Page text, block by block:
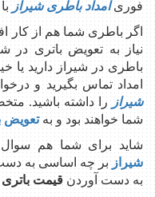
فوری امداد باطری شیراز
اگر باطری شما هم از کار
نیاز به تعویض باتری در
باطری در شیراز دارید یا
امداد تماس بگیرید و
شیراز را داشته باشید.
شما خواهند بود و بهتعویض
شاید برای شما هم
شیراز بر چه اساسی به دست
به دست آوردن قیمت